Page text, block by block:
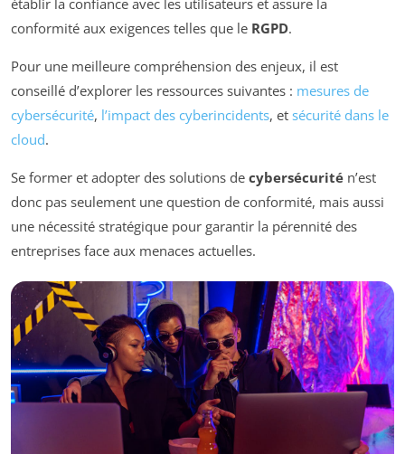
conformité aux exigences telles que le RGPD.
Pour une meilleure compréhension des enjeux, il est
conseillé d’explorer les ressources suivantes : mesures de
cybersécurité, l’impact des cyberincidents, et sécurité dans le
cloud.
Se former et adopter des solutions de cybersécurité n’est
donc pas seulement une question de conformité, mais aussi
une nécessité stratégique pour garantir la pérennité des
entreprises face aux menaces actuelles.